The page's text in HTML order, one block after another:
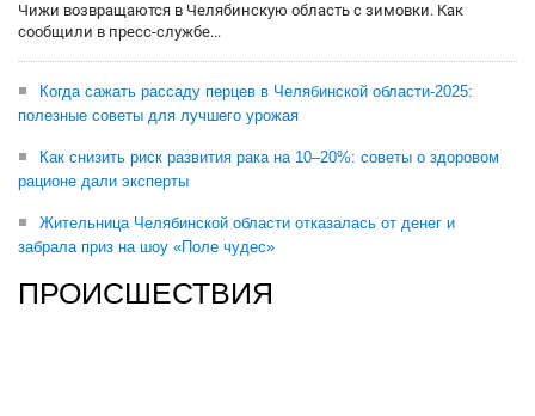
Чижи возвращаются в Челябинскую область с зимовки. Как
сообщили в пресс-службе...
Когда сажать рассаду перцев в Челябинской области-2025:
полезные советы для лучшего урожая
Как снизить риск развития рака на 10–20%: советы о здоровом
рационе дали эксперты
Жительница Челябинской области отказалась от денег и
забрала приз на шоу «Поле чудес»
ПРОИСШЕСТВИЯ